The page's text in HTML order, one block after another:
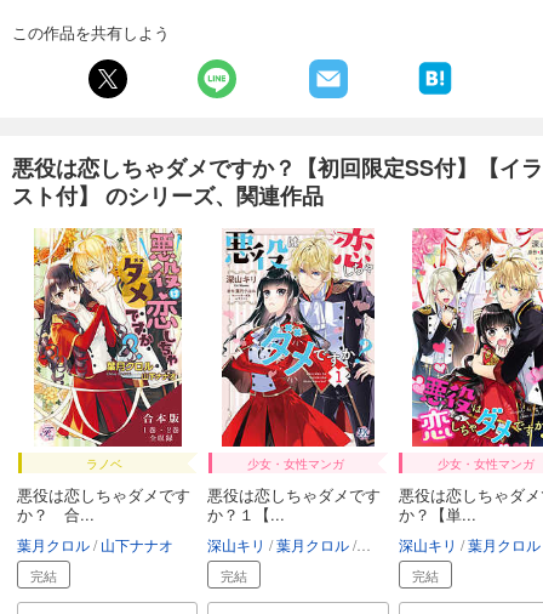
この作品を共有しよう
悪役は恋しちゃダメですか？【初回限定SS付】【イラ
スト付】 のシリーズ、関連作品
ラノベ
悪役は恋しちゃダメです
か？ 合...
葉月クロル 山下ナナオ
完結
少女・女性マンガ
悪役は恋しちゃダメです
か？１【...
深山キリ 葉月クロル 山下ナナオ
完結
少女・女性マンガ
悪役は恋しちゃダ
か？【単...
深山キリ 葉月クロル
完結